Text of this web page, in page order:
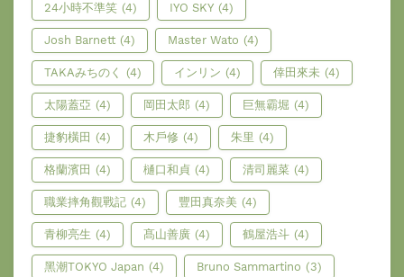
24小時不準笑 (4) IYO SKY (4)
Josh Barnett (4) Master Wato (4)
TAKAみちのく (4) インリン (4) 倖田來未 (4)
太陽蓋亞 (4) 岡田太郎 (4) 巨無霸堀 (4)
捷豹橫田 (4) 木戶修 (4) 朱里 (4)
格蘭濱田 (4) 樋口和貞 (4) 清司麗菜 (4)
職業摔角觀戰記 (4) 豐田真奈美 (4)
青柳亮生 (4) 髙山善廣 (4) 鶴屋浩斗 (4)
黑潮TOKYO Japan (4) Bruno Sammartino (3)